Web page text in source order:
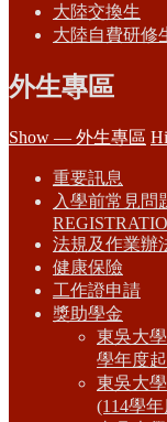
大陸交換生
大陸自費研修
外生專區
Show — 外生專區
重要訊息
入學前常見問
法規及作業辦
健康保險
工作證申請
獎助學金
東吳大
學年度
東吳大
(114學